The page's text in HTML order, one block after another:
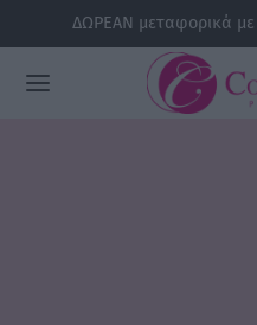
ΔΩΡΕΑΝ μεταφορικά